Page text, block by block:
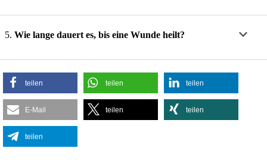
5. Wie lange dauert es, bis eine Wunde heilt?
teilen teilen teilen
E-Mail teilen teilen
teilen